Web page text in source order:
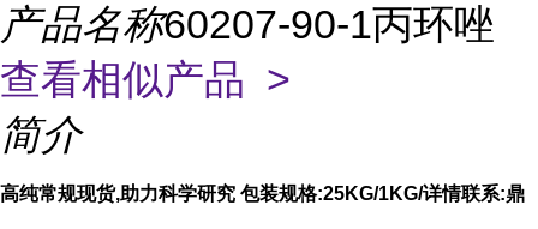
产品名称60207-90-1丙环唑
查看相似产品 >
简介
高纯常规现货,助力科学研究 包装规格:25KG/1KG/详情联系:鼎